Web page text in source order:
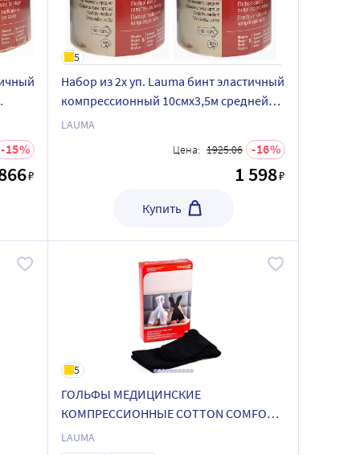
15
₽
5
Набор из 2х уп. Lauma бинт эластичный
компрессионный 10смx3,5м средней
растяжимости - со скидкой
LAUMA
Цена: 1925.06 16
1 598₽
Купить
5
ГОЛЬФЫ МЕДИЦИНСКИЕ
КОМПРЕССИОННЫЕ COTTON COMFOR
ЦЕЛЬНЫЕ
LAUMA